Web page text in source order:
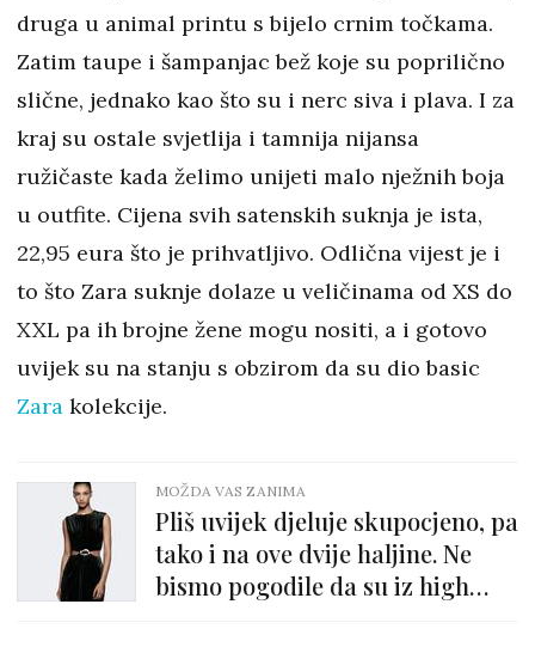
druga u animal printu s bijelo crnim točkama.
Zatim taupe i šampanjac bež koje su poprilično
slične, jednako kao što su i nerc siva i plava. I za
kraj su ostale svjetlija i tamnija nijansa
ružičaste kada želimo unijeti malo nježnih boja
u outfite. Cijena svih satenskih suknja je ista,
22,95 eura što je prihvatljivo. Odlična vijest je i
to što Zara suknje dolaze u veličinama od XS do
XXL pa ih brojne žene mogu nositi, a i gotovo
uvijek su na stanju s obzirom da su dio basic
Zara kolekcije.
MOŽDA VAS ZANIMA
Pliš uvijek djeluje skupocjeno, pa
tako i na ove dvije haljine. Ne
bismo pogodile da su iz high